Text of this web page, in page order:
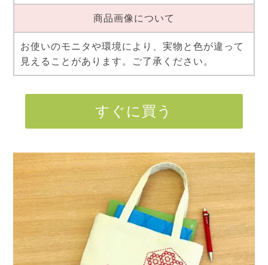
商品画像について
お使いのモニタや環境により、実物と色が違って
見えることがあります。ご了承ください。
すぐに買う